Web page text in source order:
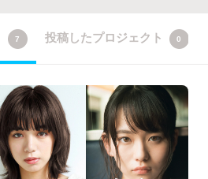
7 投稿したプロジェクト 0